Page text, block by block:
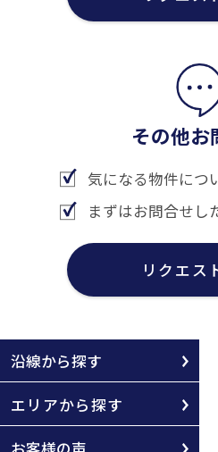
その他お
気になる物件につ
まずはお問合せし
リクエス
沿線から探す
エリアから探す